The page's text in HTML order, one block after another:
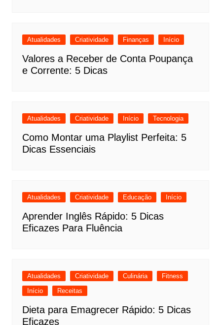
Atualidades Criatividade Finanças Início
Valores a Receber de Conta Poupança
e Corrente: 5 Dicas
Atualidades Criatividade Início Tecnologia
Como Montar uma Playlist Perfeita: 5
Dicas Essenciais
Atualidades Criatividade Educação Início
Aprender Inglês Rápido: 5 Dicas
Eficazes Para Fluência
Atualidades Criatividade Culinária
Fitness
Início
Receitas
Dieta para Emagrecer Rápido: 5 Dicas
Eficazes